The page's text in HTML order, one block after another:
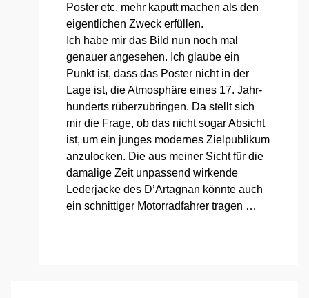
Pos­ter etc. mehr kaputt machen als den
eigent­li­chen Zweck erfül­len.
Ich habe mir das Bild nun noch mal
genau­er ange­se­hen. Ich glau­be ein
Punkt ist, dass das Pos­ter nicht in der
Lage ist, die Atmo­sphä­re eines 17. Jahr­
hun­derts rüber­zu­brin­gen. Da stellt sich
mir die Fra­ge, ob das nicht sogar Absicht
ist, um ein jun­ges moder­nes Ziel­pu­bli­kum
anzu­lo­cken. Die aus mei­ner Sicht für die
dama­li­ge Zeit unpas­send wir­ken­de
Leder­ja­cke des D’Ar­ta­g­nan könn­te auch
ein schnit­ti­ger Motor­rad­fah­rer tra­gen …